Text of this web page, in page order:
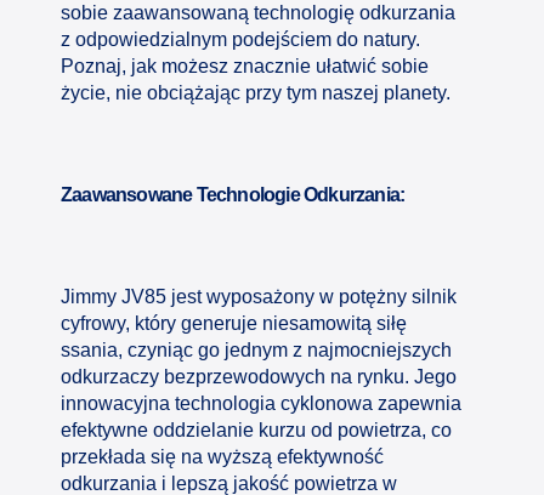
sobie zaawansowaną technologię odkurzania
z odpowiedzialnym podejściem do natury.
Poznaj, jak możesz znacznie ułatwić sobie
życie, nie obciążając przy tym naszej planety.
Zaawansowane Technologie Odkurzania:
Jimmy JV85 jest wyposażony w potężny silnik
cyfrowy, który generuje niesamowitą siłę
ssania, czyniąc go jednym z najmocniejszych
odkurzaczy bezprzewodowych na rynku. Jego
innowacyjna technologia cyklonowa zapewnia
efektywne oddzielanie kurzu od powietrza, co
przekłada się na wyższą efektywność
odkurzania i lepszą jakość powietrza w